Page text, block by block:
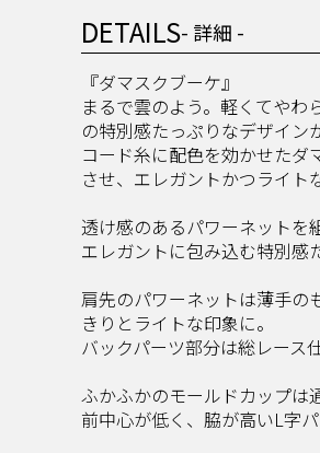
DETAILS- 詳細 -
『ダマスクブーケ』
まるで雲のよう。軽くてやわ
の特別感たっぷりなデザイン
コード糸に配色を効かせたダ
させ、エレガントかつライト
透け感のあるパワーネットを
エレガントに包み込む特別感
肩先のパワーネットは薄手の
きりとライトな印象に。
バックパーツ部分は総レース
ふかふかのモールドカップは
前中心が低く、脇が高いL字